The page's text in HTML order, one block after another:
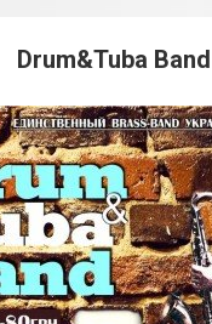
Drum&Tuba Band